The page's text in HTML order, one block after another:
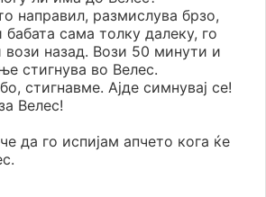
направил, размислува брзо,
бабата сама толку далеку, го
вози назад. Вози 50 минути и
стигнува во Велес.
стигнавме. Ајде симнувај се!
Велес!
да го испијам апчето кога ќе